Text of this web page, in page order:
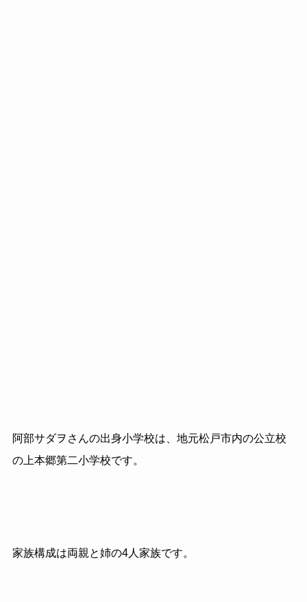
阿部サダヲさんの出身小学校は、地元松戸市内の公立校
の上本郷第二小学校です。
家族構成は両親と姉の4人家族です。